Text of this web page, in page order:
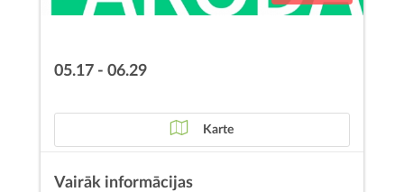
05.17 - 06.29
Karte
Vairāk informācijas